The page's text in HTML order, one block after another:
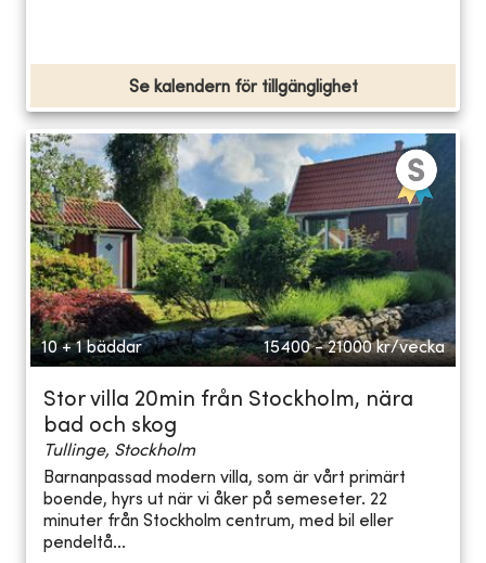
Se kalendern för tillgänglighet
10 + 1 bäddar 15400 - 21000 kr/vecka
Stor villa 20min från Stockholm, nära
bad och skog
Tullinge, Stockholm
Barnanpassad modern villa, som är vårt primärt
boende, hyrs ut när vi åker på semeseter. 22
minuter från Stockholm centrum, med bil eller
pendeltå...